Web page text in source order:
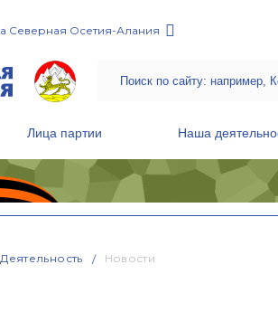
Северная Осетия-Алания
Лица партии Наша
Новости